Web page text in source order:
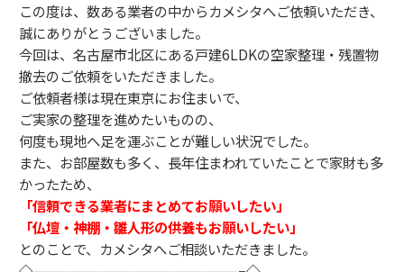
この度は、数ある業者の中からカメシタへご依頼いただき、
誠にありがとうございました。
今回は、名古屋市北区にある戸建6LDKの空家整理・残置物
撤去のご依頼をいただきました。
ご依頼者様は現在東京にお住まいで、
ご実家の整理を進めたいものの、
何度も現地へ足を運ぶことが難しい状況でした。
また、お部屋数も多く、長年住まわれていたことで家財も多
かったため、
「信頼できる業者にまとめてお願いしたい」
「仏壇・神棚・雛人形の供養もお願いしたい」
とのことで、カメシタへご相談いただきました。